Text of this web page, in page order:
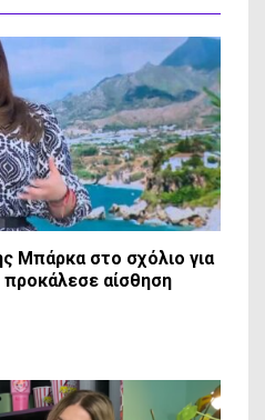
Μπάρκα στο σχόλιο για
αίσθηση